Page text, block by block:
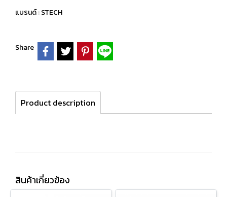
แบรนด์ :STECH
Share
Product description
สินค้าเกี่ยวข้อง